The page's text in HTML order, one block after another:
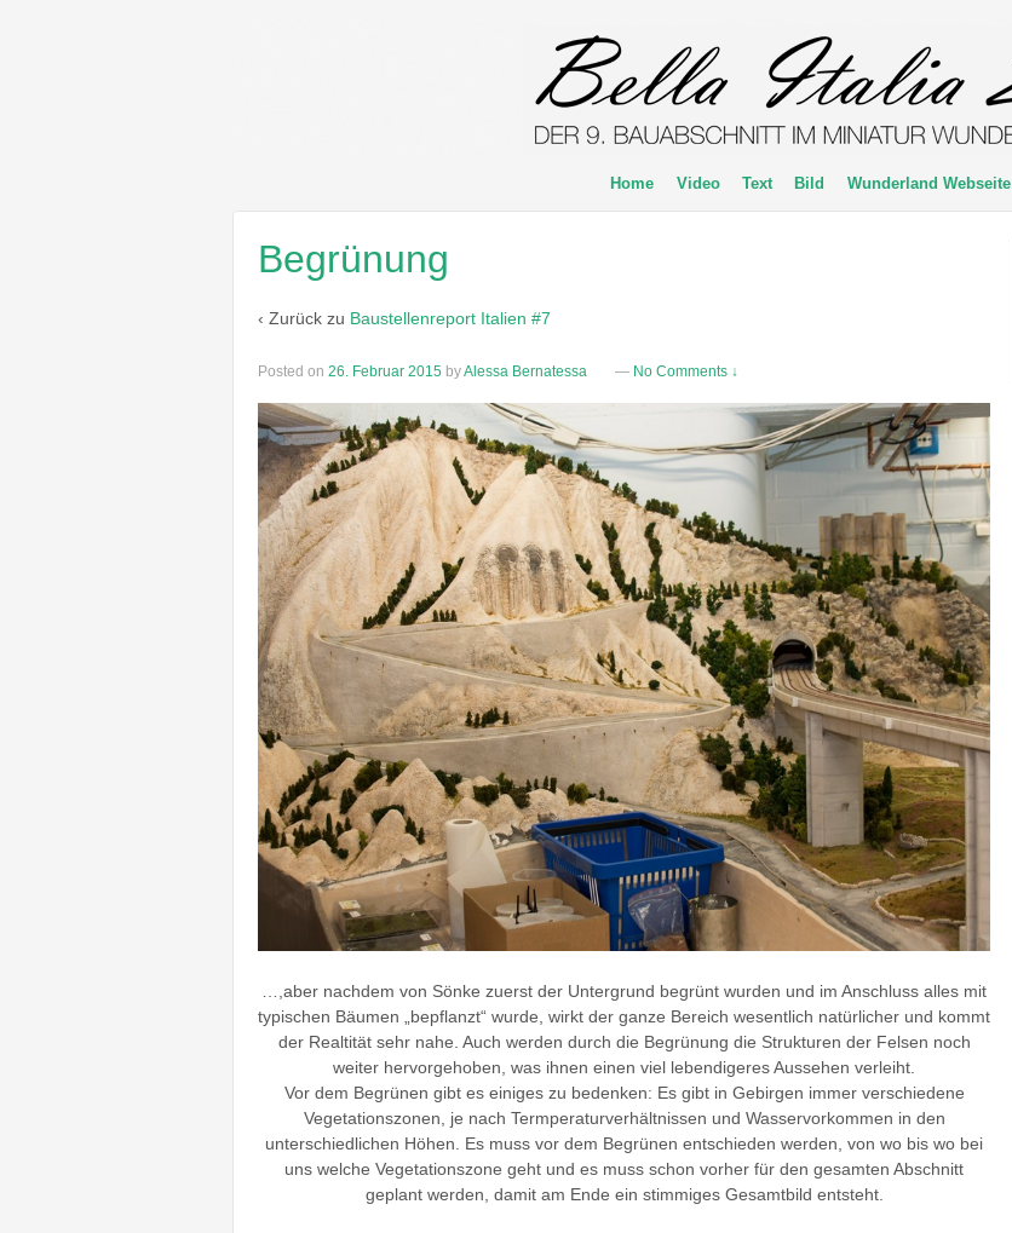
Home Video Text Bild Wunderland Webseite
Begrünung
‹ Zurück zu Baustellenreport Italien #7
Posted on 26. Februar 2015 byAlessa Bernatessa — No Comments ↓
…,aber nachdem von Sönke zuerst der Untergrund begrünt wurden und im Anschluss alles mit
typischen Bäumen „bepflanzt“ wurde, wirkt der ganze Bereich wesentlich natürlicher und kommt
der Realtität sehr nahe. Auch werden durch die Begrünung die Strukturen der Felsen noch
weiter hervorgehoben, was ihnen einen viel lebendigeres Aussehen verleiht.
Vor dem Begrünen gibt es einiges zu bedenken: Es gibt in Gebirgen immer verschiedene
Vegetationszonen, je nach Termperaturverhältnissen und Wasservorkommen in den
unterschiedlichen Höhen. Es muss vor dem Begrünen entschieden werden, von wo bis wo bei
uns welche Vegetationszone geht und es muss schon vorher für den gesamten Abschnitt
geplant werden, damit am Ende ein stimmiges Gesamtbild entsteht.